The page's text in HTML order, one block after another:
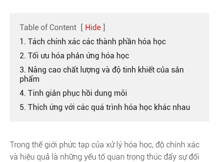
Table of Content [ Hide ]
1. Tách chính xác các thành phần hóa học
2. Tối ưu hóa phản ứng hóa học
3. Nâng cao chất lượng và độ tinh khiết của sản
phẩm
4. Tinh giản phục hồi dung môi
5. Thích ứng với các quá trình hóa học khác nhau
Trong thế giới phức tạp của xử lý hóa học, độ chính xác
và hiệu quả là những yếu tố quan trọng thúc đẩy sự đổi